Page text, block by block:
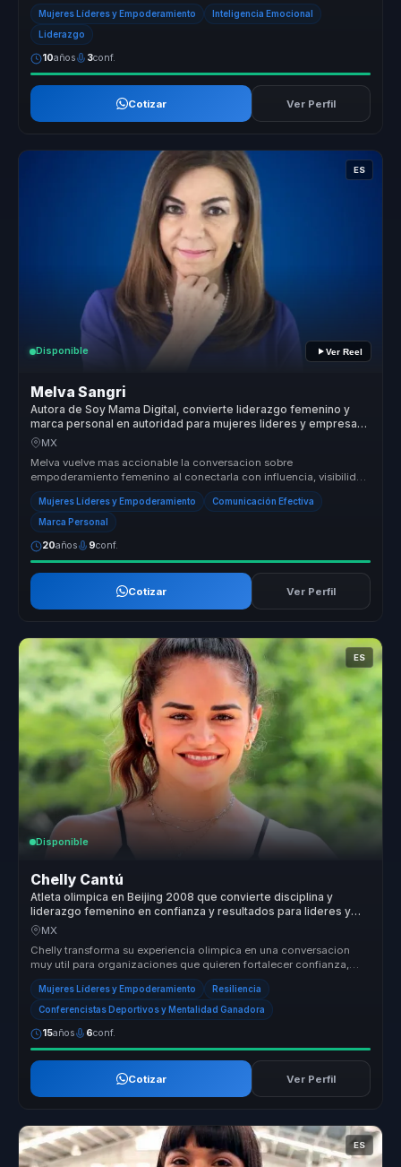
auto sabotaje a ...
Mujeres Líderes y Empoderamiento Inteligencia Emocional
Liderazgo
10años 3conf.
Cotizar Ver Perfil
ES
Disponible Ver Reel
Melva Sangri
Autora de Soy Mama Digital, convierte liderazgo femenino y
marca personal en autoridad para mujeres lideres y empresas
globales.
MX
Melva vuelve mas accionable la conversacion sobre
empoderamiento femenino al conectarla con influencia, visibilidad
y capacidad real de d...
Mujeres Líderes y Empoderamiento Comunicación Efectiva
Marca Personal
20años 9conf.
Cotizar Ver Perfil
ES
Disponible
Chelly Cantú
Atleta olimpica en Beijing 2008 que convierte disciplina y
liderazgo femenino en confianza y resultados para lideres y
equipos.
MX
Chelly transforma su experiencia olimpica en una conversacion
muy util para organizaciones que quieren fortalecer confianza,
disciplina y...
Mujeres Líderes y Empoderamiento Resiliencia
Conferencistas Deportivos y Mentalidad Ganadora
15años 6conf.
Cotizar Ver Perfil
ES